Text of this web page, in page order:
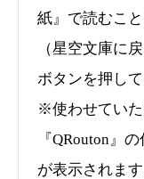
紙』で読むこと
（星空文庫に
ボタンを押して
※使わせてい
『QRouton』
が表示されます